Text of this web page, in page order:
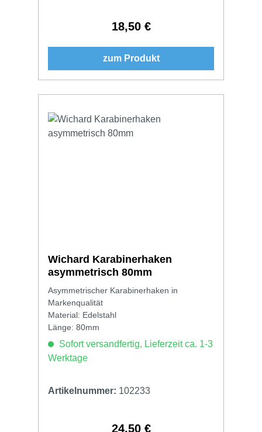
Regulärer Preis:
18,50 €
zum Produkt
Wichard Karabinerhaken
asymmetrisch 80mm
Asymmetrischer Karabinerhaken in
Markenqualität
Material: Edelstahl
Länge: 80mm
Sofort versandfertig, Lieferzeit ca. 1-3
Werktage
Artikelnummer: 102233
Regulärer Preis:
24,50 €